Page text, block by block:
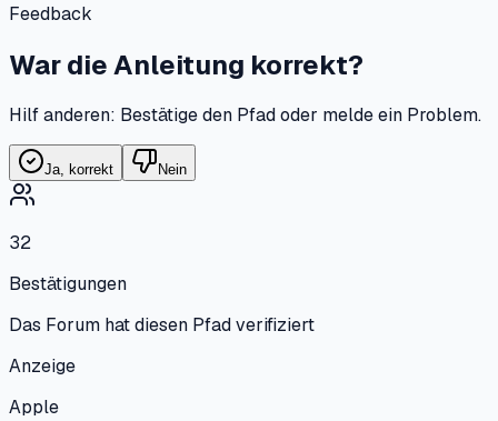
Feedback
War die Anleitung korrekt?
Hilf anderen: Bestätige den Pfad oder melde ein Problem.
Ja, korrekt Nein
32
Bestätigungen
Das Forum hat diesen Pfad verifiziert
Anzeige
Apple